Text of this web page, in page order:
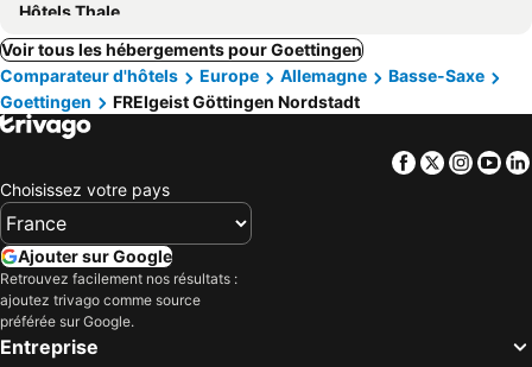
Hôtels Thale
Voir tous les hébergements pour Goettingen
Comparateur d'hôtels
Europe Allemagne
Basse-Saxe
Goettingen
FREIgeist Göttingen Nordstadt
Facebook
Twitter
Choisissez votre pays
Ajouter sur Google
Retrouvez facilement nos résultats :
ajoutez trivago comme source
préférée sur Google.
Entreprise